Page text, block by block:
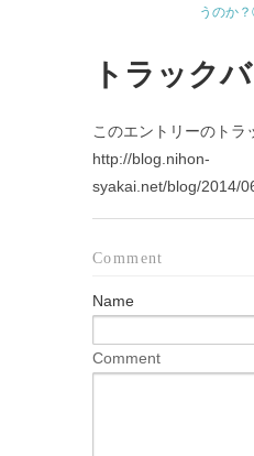
うのか
トラック
このエントリーのトラ
http://blog.nihon-
syakai.net/blog/2014/
Comment
Name
Comment